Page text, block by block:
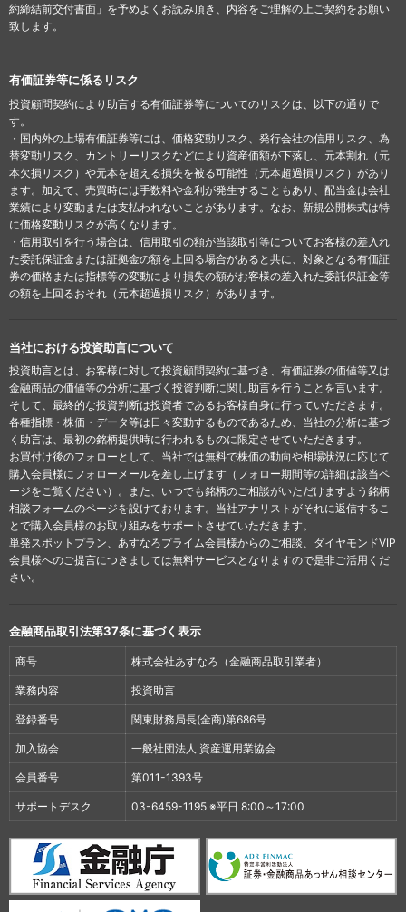
約締結前交付書面」を予めよくお読み頂き、内容をご理解の上ご契約をお願い
致します。
有価証券等に係るリスク
投資顧問契約により助言する有価証券等についてのリスクは、以下の通りで
す。
・国内外の上場有価証券等には、価格変動リスク、発行会社の信用リスク、為
替変動リスク、カントリーリスクなどにより資産価額が下落し、元本割れ（元
本欠損リスク）や元本を超える損失を被る可能性（元本超過損リスク）があり
ます。加えて、売買時には手数料や金利が発生することもあり、配当金は会社
業績により変動または支払われないことがあります。なお、新規公開株式は特
に価格変動リスクが高くなります。
・信用取引を行う場合は、信用取引の額が当該取引等についてお客様の差入れ
た委託保証金または証拠金の額を上回る場合があると共に、対象となる有価証
券の価格または指標等の変動により損失の額がお客様の差入れた委託保証金等
の額を上回るおそれ（元本超過損リスク）があります。
当社における投資助言について
投資助言とは、お客様に対して投資顧問契約に基づき、有価証券の価値等又は
金融商品の価値等の分析に基づく投資判断に関し助言を行うことを言います。
そして、最終的な投資判断は投資者であるお客様自身に行っていただきます。
各種指標・株価・データ等は日々変動するものであるため、当社の分析に基づ
く助言は、最初の銘柄提供時に行われるものに限定させていただきます。
お買付け後のフォローとして、当社では無料で株価の動向や相場状況に応じて
購入会員様にフォローメールを差し上げます（フォロー期間等の詳細は該当ペ
ージをご覧ください）。また、いつでも銘柄のご相談がいただけますよう銘柄
相談フォームのページを設けております。当社アナリストがそれに返信するこ
とで購入会員様のお取り組みをサポートさせていただきます。
単発スポットプラン、あすなろプライム会員様からのご相談、ダイヤモンドVIP
会員様へのご提言につきましては無料サービスとなりますので是非ご活用くだ
さい。
金融商品取引法第37条に基づく表示
商号 株式会社あすなろ（金融商品取引業者）
業務内容 投資助言
登録番号 関東財務局長(金商)第686号
加入協会 一般社団法人 資産運用業協会
会員番号 第011-1393号
サポートデスク 03-6459-1195 ※平日 8:00～17:00